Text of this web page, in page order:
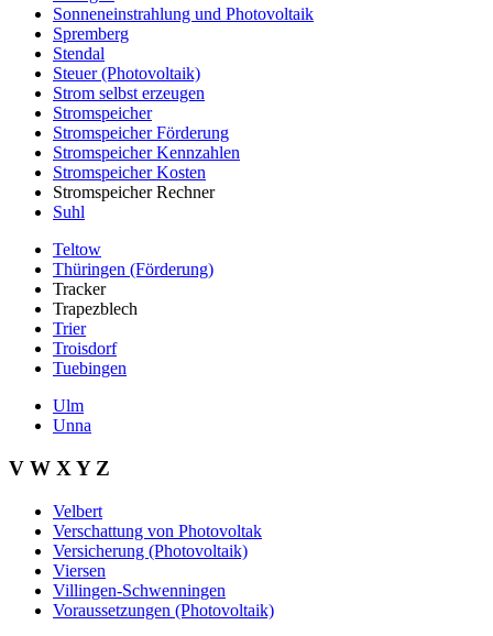
Sonneneinstrahlung und Photovoltaik
Spremberg
Stendal
Steuer (Photovoltaik)
Strom selbst erzeugen
Stromspeicher
Stromspeicher Förderung
Stromspeicher Kennzahlen
Stromspeicher Kosten
Stromspeicher Rechner
Suhl
Teltow
Thüringen (Förderung)
Tracker
Trapezblech
Trier
Troisdorf
Tuebingen
Ulm
Unna
V W X Y Z
Velbert
Verschattung von Photovoltak
Versicherung (Photovoltaik)
Viersen
Villingen-Schwenningen
Voraussetzungen (Photovoltaik)